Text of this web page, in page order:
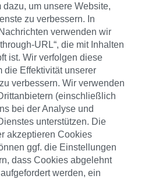
um unsere Website,
zu verbessern. In
verwenden wir
URL“, die mit Inhalten
ist. Wir verfolgen diese
die Effektivität unserer
verbessern. Wir verwenden
(einschließlich
bei der Analyse und
unterstützen. Die
akzeptieren Cookies
ggf. die Einstellungen
dass Cookies abgelehnt
werden, ein